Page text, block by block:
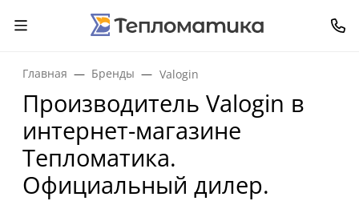
Главная Бренды Valogin
Производитель Valogin в
интернет-магазине
Тепломатика.
Официальный дилер.